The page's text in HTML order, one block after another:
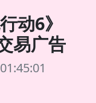
动6》
易广告